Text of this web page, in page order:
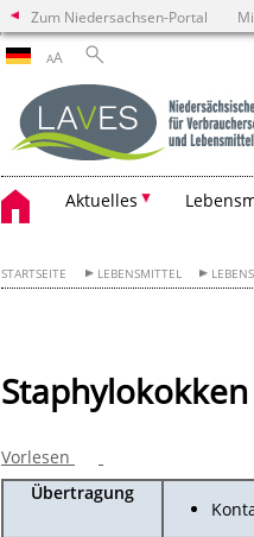
Zum Niedersachsen-Portal
AA
Aktuelles
STARTSEITE LEBENSMITTEL
Staphylokokken
Vorlesen
Übertragung